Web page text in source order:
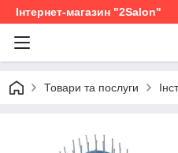
Інтернет-магазин "2Salon"
Товари та послуги